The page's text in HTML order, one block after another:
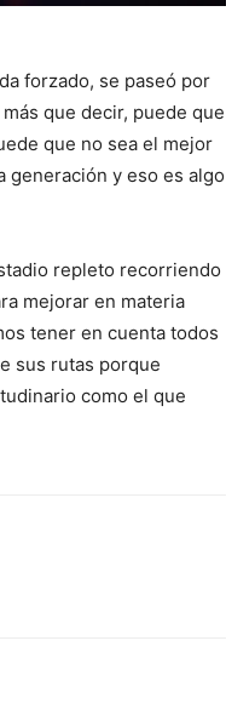
forzado, se paseó por
que decir, puede que
que no sea el mejor
generación y eso es algo
repleto recorriendo
mejorar en materia
tener en cuenta todos
sus rutas porque
como el que